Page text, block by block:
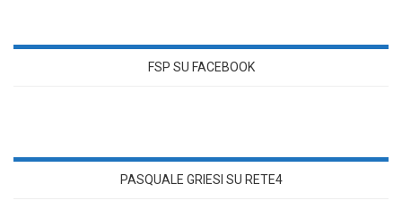
FSP SU FACEBOOK
PASQUALE GRIESI SU RETE4